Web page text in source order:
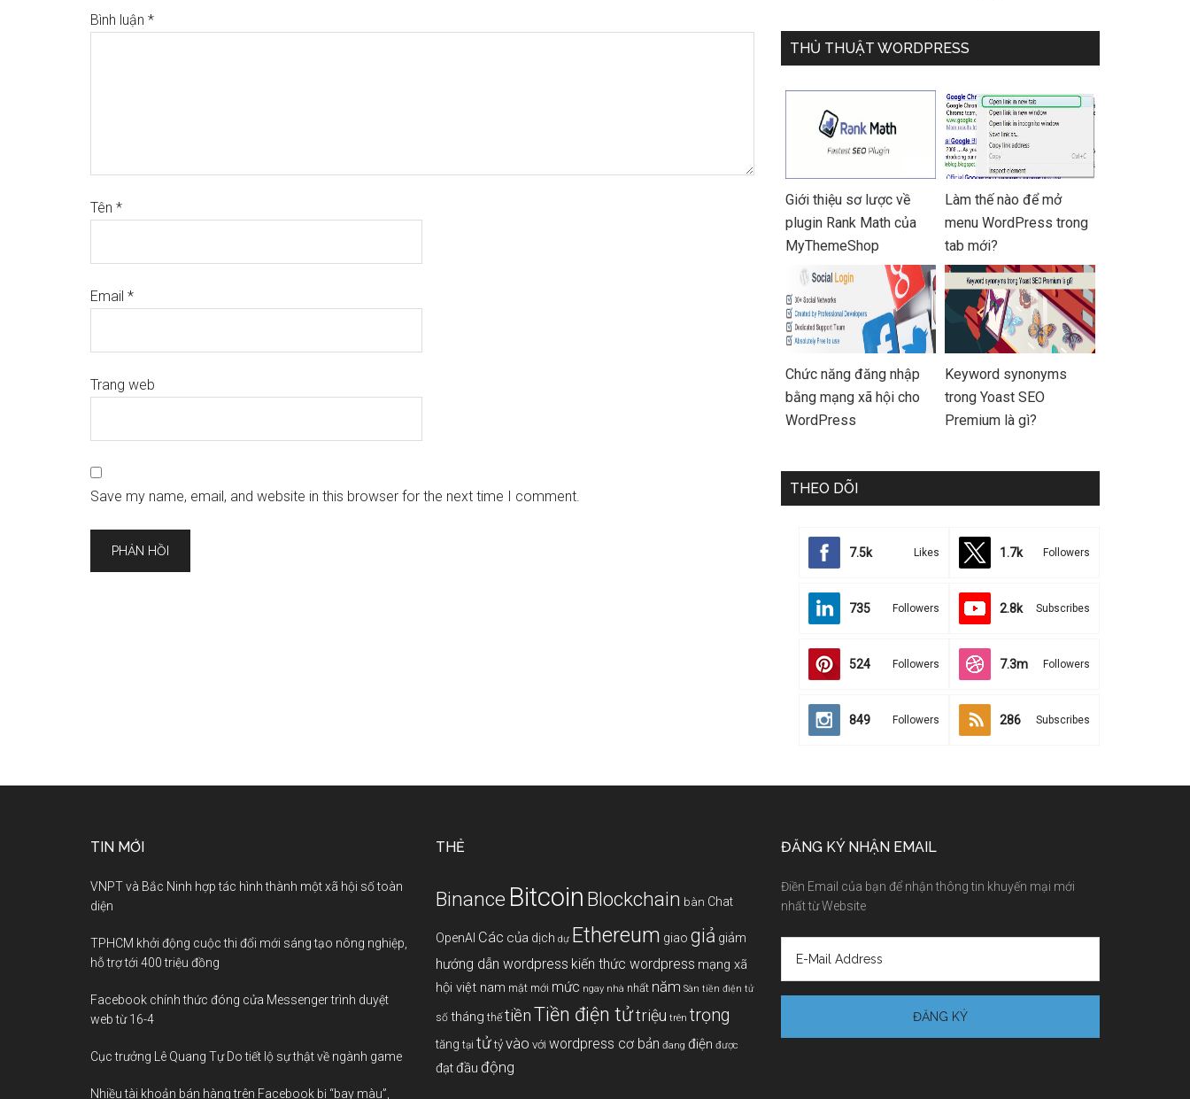
Bình luận *
Tên *
Email *
Trang web
Save my name, email, and website in this browser for the next time I comment.
SSD/14″FHD_Touch/Win1
0/Xanh) – Hàng chính
11/Vàng)
THỦ THUẬT WORDPRESS
Giới thiệu sơ lược về
plugin Rank Math của
MyThemeShop
Làm thế nào để mở
menu WordPress trong
tab mới?
Chức năng đăng nhập
bằng mạng xã hội cho
WordPress
Keyword synonyms
trong Yoast SEO
Premium là gì?
THEO DÕI
7.5k Likes 1.7k Followers
735 Followers 2.8k Subscribes
524 Followers 7.3m Followers
849 Followers 286 Subscribes
TIN MỚI
VNPT và Bắc Ninh hợp tác hình thành một xã hội số toàn
diện
TPHCM khởi động cuộc thi đổi mới sáng tạo nông nghiệp,
hỗ trợ tới 400 triệu đồng
Facebook chính thức đóng cửa Messenger trình duyệt
web từ 16-4
Cục trưởng Lê Quang Tự Do tiết lộ sự thật về ngành game
Nhiều tài khoản bán hàng trên Facebook bị “bay màu”,
THẺ
Binance Bitcoin Blockchain bàn Chat
OpenAI Các của dịch dự Ethereum giao giả giảm
hướng dẫn wordpress kiến thức wordpress mạng xã
hội việt nam mật mới mức ngay nhà nhất năm Sàn tiền điện tử
số tháng thế tiềnTiền điện tửtriệu trên trọng
tăng tại tửtỷvào với wordpress cơ bản đang điện được
đạtđầu động
ĐĂNG KÝ NHẬN EMAIL
Điền Email của bạn để nhận thông tin khuyến mại mới
nhất từ Website